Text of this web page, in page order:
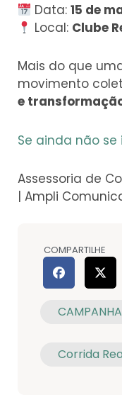
Data:15 de
Local: Clube
Mais do que
movimento
e
Se ainda não
Assessoria de
| Ampli
COMPARTILHE
Corrida